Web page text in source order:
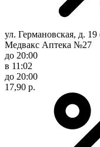
ул. Германовская, д.
Медвакс Аптека №27
до 20:00
в 11:02
до 20:00
17,90 р.